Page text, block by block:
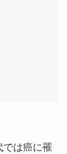
では癌に罹